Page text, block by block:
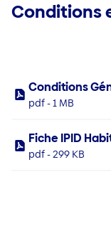
Conditions
Conditions
pdf - 1 MB
Fiche IPID
pdf - 299 KB